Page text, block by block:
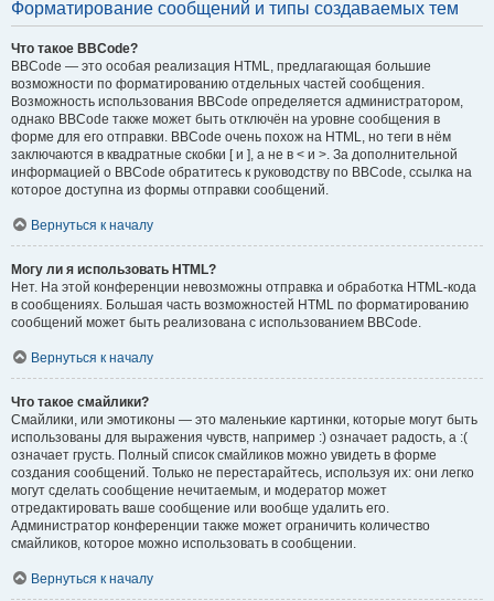
Форматирование сообщений и типы создаваемых тем
Что такое BBCode?
BBCode — это особая реализация HTML, предлагающая большие
возможности по форматированию отдельных частей сообщения.
Возможность использования BBCode определяется администратором,
однако BBCode также может быть отключён на уровне сообщения в
форме для его отправки. BBCode очень похож на HTML, но теги в нём
заключаются в квадратные скобки [ и ], а не в < и >. За дополнительной
информацией о BBCode обратитесь к руководству по BBCode, ссылка на
которое доступна из формы отправки сообщений.
Вернуться к началу
Могу ли я использовать HTML?
Нет. На этой конференции невозможны отправка и обработка HTML-кода
в сообщениях. Большая часть возможностей HTML по форматированию
сообщений может быть реализована с использованием BBCode.
Вернуться к началу
Что такое смайлики?
Смайлики, или эмотиконы — это маленькие картинки, которые могут быть
использованы для выражения чувств, например :) означает радость, а :(
означает грусть. Полный список смайликов можно увидеть в форме
создания сообщений. Только не перестарайтесь, используя их: они легко
могут сделать сообщение нечитаемым, и модератор может
отредактировать ваше сообщение или вообще удалить его.
Администратор конференции также может ограничить количество
смайликов, которое можно использовать в сообщении.
Вернуться к началу